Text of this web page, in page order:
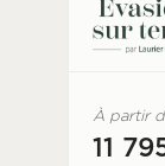
À partir
11